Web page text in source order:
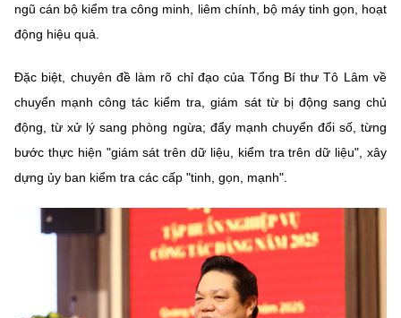
ngũ cán bộ kiểm tra công minh, liêm chính, bộ máy tinh gọn, hoạt
động hiệu quả.
Đặc biệt, chuyên đề làm rõ chỉ đạo của Tổng Bí thư Tô Lâm về
chuyển mạnh công tác kiểm tra, giám sát từ bị động sang chủ
động, từ xử lý sang phòng ngừa; đẩy mạnh chuyển đổi số, từng
bước thực hiện "giám sát trên dữ liệu, kiểm tra trên dữ liệu", xây
dựng ủy ban kiểm tra các cấp "tinh, gọn, mạnh".